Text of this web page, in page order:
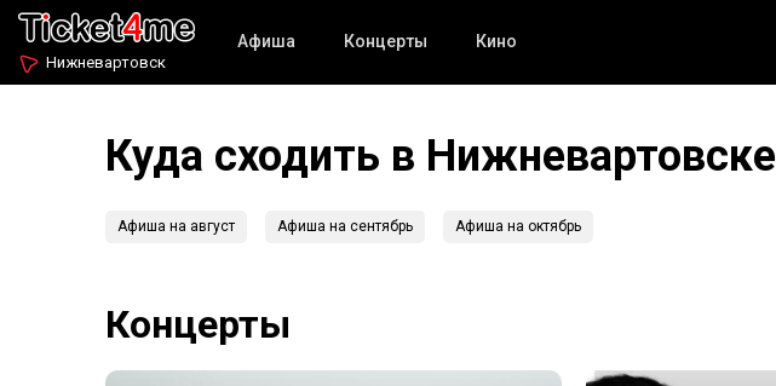
Нижневартовск
Афиша Концерты Кино
Куда сходить в Нижневартовске
Афиша на август Афиша на сентябрь Афиша на октябрь
Концерты